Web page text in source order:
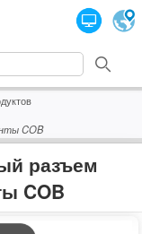
COB
разъем
COB